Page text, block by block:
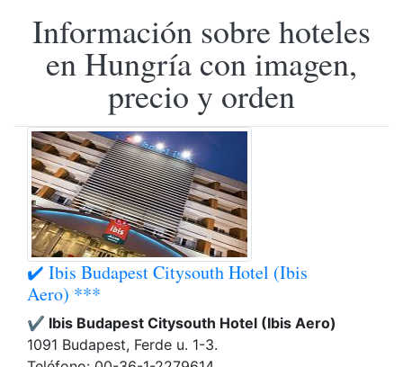
Información sobre hoteles
en Hungría con imagen,
precio y orden
✔️ Ibis Budapest Citysouth Hotel (Ibis
Aero) ***
✔️ Ibis Budapest Citysouth Hotel (Ibis Aero)
1091 Budapest, Ferde u. 1-3.